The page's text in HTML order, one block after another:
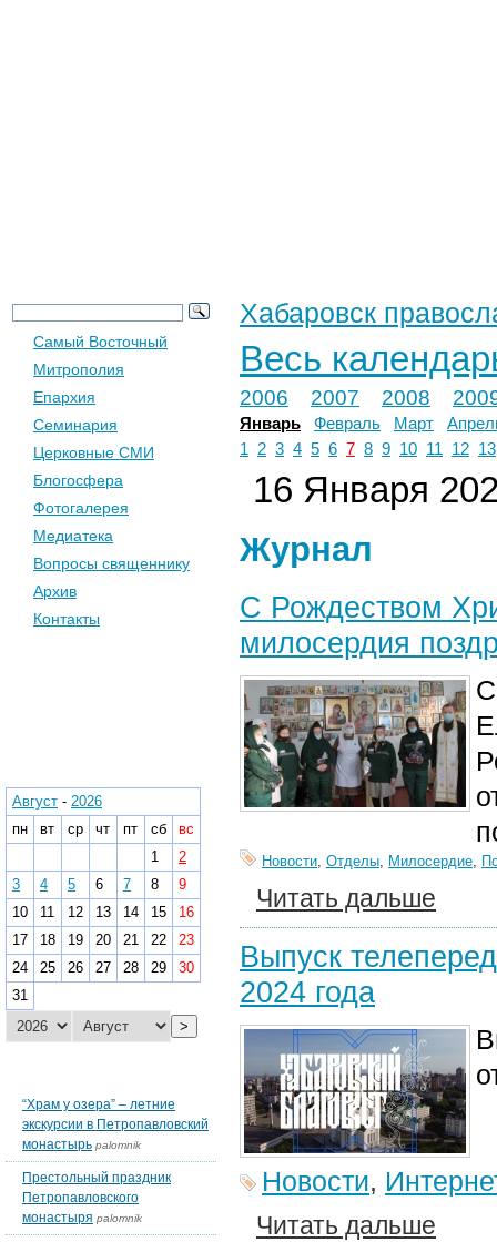
Хабаровск
Весь
2006 2007 2008
Январь Февраль Март
1
2 3 4 5 6 7 8 9 10 11 12 13
16 Января
Журнал
С Рождеством
милосердия
Новости, Отделы, Милосердие,
Читать дальше
Выпуск
2024 года
Новости,
Читать дальше
Самый Восточный
Митрополия
Епархия
Семинария
Церковные СМИ
Блогосфера
Фотогалерея
Медиатека
Вопросы священнику
Архив
Контакты
Август - 2026
пн
вт ср чт пт сб
вс
1
2
3
4 5 6 7 8
9
10
11 12 13 14 15
16
17
18 19 20 21 22
23
24
25 26 27 28 29
30
31
>
“Храм у озера” – летние
экскурсии в Петропавловский
монастырь palomnik
Престольный праздник
Петропавловского
монастыря palomnik